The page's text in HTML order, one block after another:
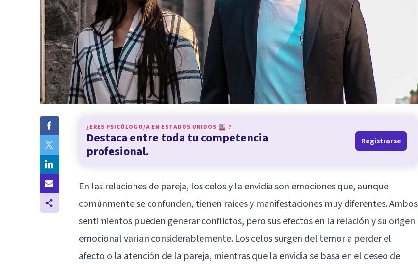
¿ERES PSICÓLOGO/A EN ESTADOS UNIDOS ?
Destaca entre toda tu competencia
profesional.
Registrarse
En las relaciones de pareja, los celos y la envidia son emociones que, aunque
comúnmente se confunden, tienen raíces y manifestaciones muy diferentes. Ambos
sentimientos pueden generar conflictos, pero sus efectos en la relación y su origen
emocional varían considerablemente. Los celos surgen del temor a perder el
afecto o la atención de la pareja, mientras que la envidia se basa en el deseo de